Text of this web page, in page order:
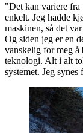
"Det kan variere fra
enkelt. Jeg hadde
maskinen, så det
Og siden jeg er en
vanskelig for meg å
teknologi. Alt i alt
systemet. Jeg